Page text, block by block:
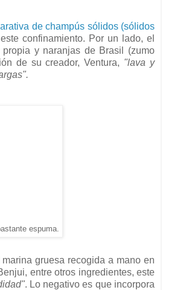
de champús sólidos (sólidos
confinamiento. Por un lado, el
y naranjas de Brasil (zumo
de su creador, Ventura, "lava y
espuma.
gruesa recogida a mano en
entre otros ingredientes, este
. Lo negativo es que incorpora